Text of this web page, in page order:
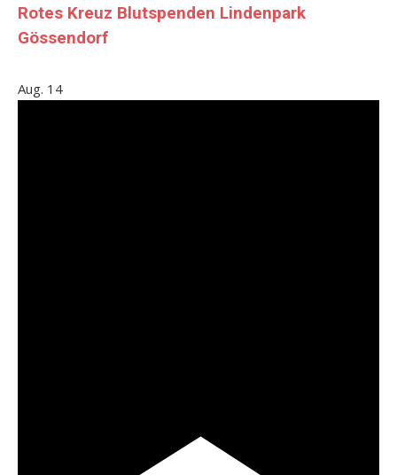
Rotes Kreuz Blutspenden Lindenpark
Gössendorf
Aug. 14